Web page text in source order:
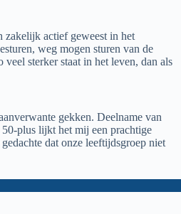
zakelijk actief geweest in het
weg mogen sturen van de
sterker staat in het leven, dan als
gekken. Deelname van
50-plus lijkt het mij een prachtige
dat onze leeftijdsgroep niet